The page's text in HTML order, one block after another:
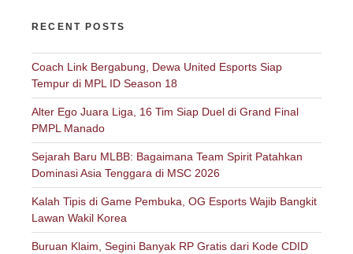
RECENT POSTS
Coach Link Bergabung, Dewa United Esports Siap
Tempur di MPL ID Season 18
Alter Ego Juara Liga, 16 Tim Siap Duel di Grand Final
PMPL Manado
Sejarah Baru MLBB: Bagaimana Team Spirit Patahkan
Dominasi Asia Tenggara di MSC 2026
Kalah Tipis di Game Pembuka, OG Esports Wajib Bangkit
Lawan Wakil Korea
Buruan Klaim, Segini Banyak RP Gratis dari Kode CDID